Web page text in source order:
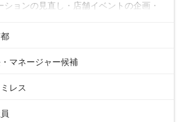
ションの見直し・店舗イベントの企画・
せた業務からお任せしますので、徐々
～ ◆すかいらーくのレストランでは、
をサポートしています。配膳ロボット
減されました！また、配膳ロボットに
マネージャー候補
レス